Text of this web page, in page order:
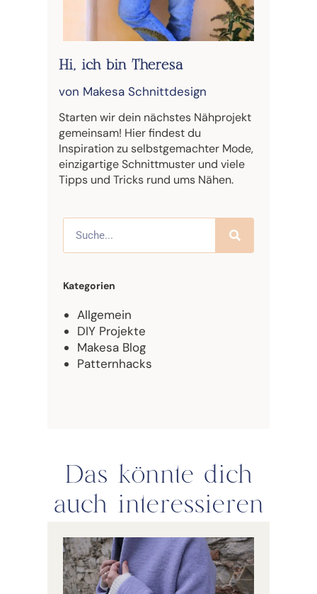
Hi, ich bin Theresa
von Makesa Schnittdesign
Starten wir dein nächstes Nähprojekt
gemeinsam! Hier findest du
Inspiration zu selbstgemachter Mode,
einzigartige Schnittmuster und viele
Tipps und Tricks rund ums Nähen.
Kategorien
Allgemein
DIY Projekte
Makesa Blog
Patternhacks
Das könnte dich
auch interessieren